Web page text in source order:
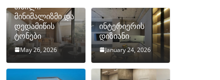
თბილი
მინიმალიზმი და
დედამიწის
ტონები
May 26, 2026
ინტერიერის
დიზიანი
January 24, 2026